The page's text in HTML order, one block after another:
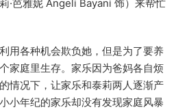
·芭雅妮 Angeli Bayani 饰）来帮忙
用各种机会欺负她，但是为了要养
家庭里生存。家乐因为爸妈各自烦
情况下，让家乐和泰莉两人逐渐产
小年纪的家乐却没有发现家庭风暴